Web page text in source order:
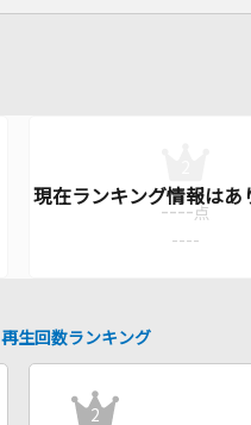
---- 点
----
再生回数ランキング
2